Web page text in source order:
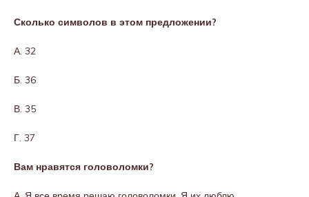
Сколько символов в этом предложении?
А. 32
Б. 36
В. 35
Г. 37
Вам нравятся головоломки?